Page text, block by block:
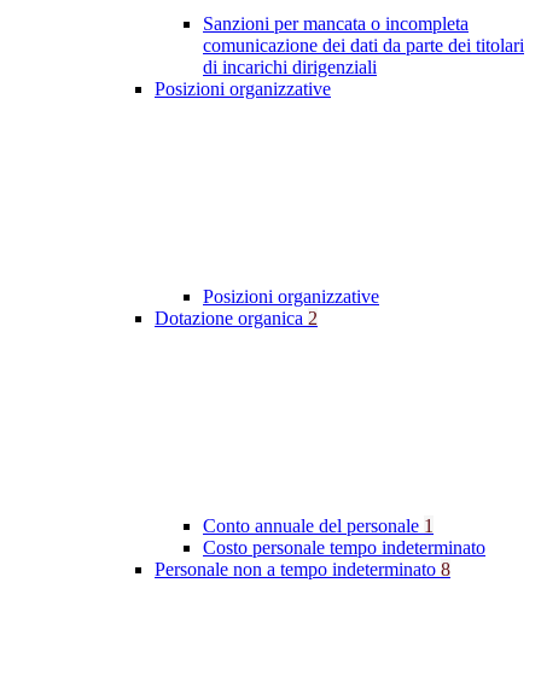
Sanzioni per mancata o incompleta
comunicazione dei dati da parte dei titolari
di incarichi dirigenziali
Posizioni organizzative
Posizioni organizzative
Dotazione organica 2
Conto annuale del personale 1
Costo personale tempo indeterminato
Personale non a tempo indeterminato 8